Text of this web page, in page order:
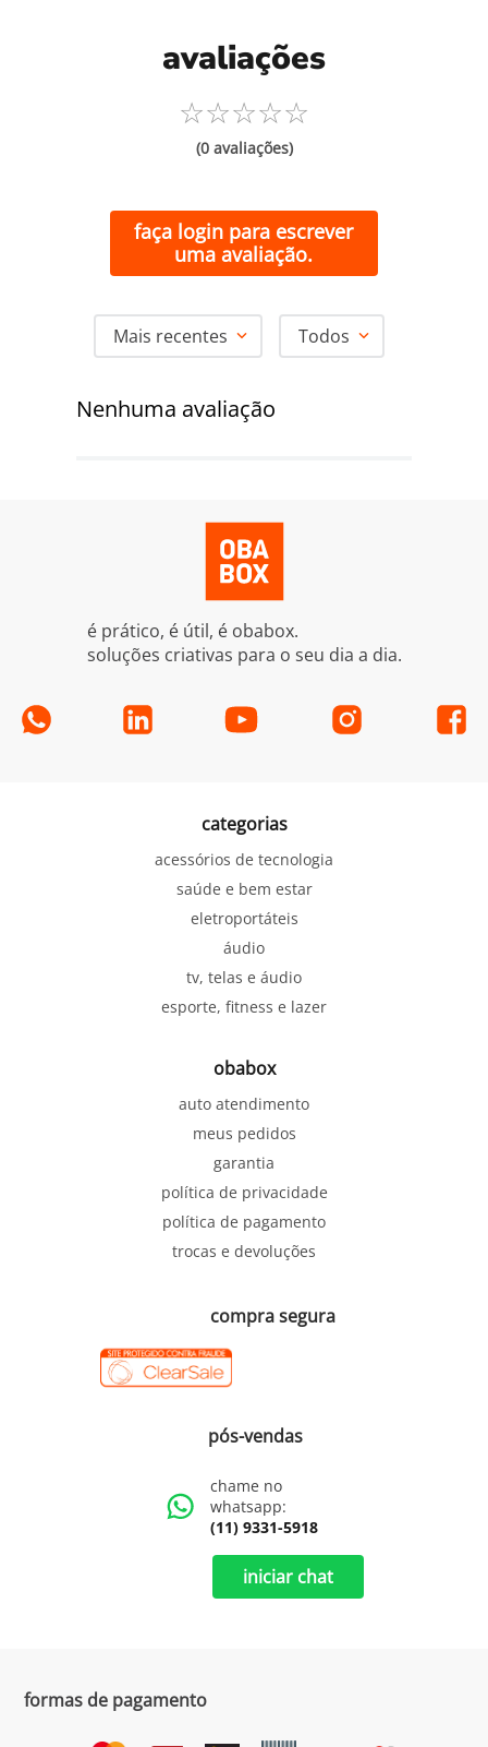
avaliações
☆☆☆☆☆
(0 avaliações)
faça login para escrever
uma avaliação.
Mais recentes Todos
Nenhuma avaliação
é prático, é útil, é obabox.
soluções criativas para o seu dia a dia.
categorias
acessórios de tecnologia
saúde e bem estar
eletroportáteis
áudio
tv, telas e áudio
esporte, fitness e lazer
obabox
auto atendimento
meus pedidos
garantia
política de privacidade
política de pagamento
trocas e devoluções
compra segura
pós-vendas
chame no
whatsapp:
(11) 9331-5918
iniciar chat
formas de pagamento